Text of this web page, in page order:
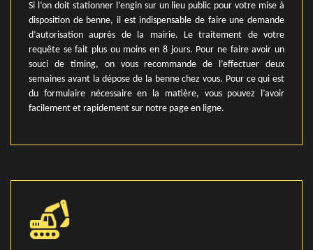
Si l’on doit stationner l’engin sur un lieu public pour votre mise à
disposition de benne, il est indispensable de faire une demande
d’autorisation auprès de la mairie. Le traitement de votre
requête se fait plus ou moins en 8 jours. Pour ne faire avoir un
souci de timing, on vous recommande de l’effectuer deux
semaines avant la dépose de la benne chez vous. Pour ce qui est
du formulaire nécessaire en la matière, vous pouvez l’avoir
facilement et rapidement sur notre page en ligne.